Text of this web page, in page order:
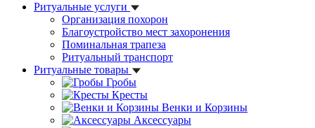
Ритуальные услуги
Организация похорон
Благоустройство мест захоронения
Поминальная трапеза
Ритуальный транспорт
Ритуальные товары
Гробы
Кресты
Венки и Корзины
Аксессуары